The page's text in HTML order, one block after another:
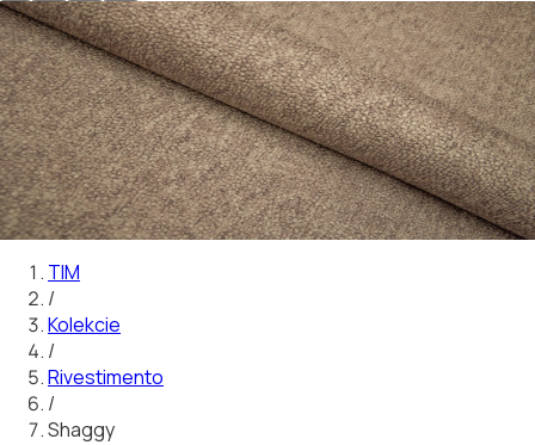
Vybraný odtieň
Shaggy 01
01
Vybraný odtieň
Shaggy 01
01/20
01 02 03 04 05 06 07 08 09 10 11 12 13
14
15
16 17 18 19 20
TIM
/
Kolekcie
/
Rivestimento
/
Shaggy